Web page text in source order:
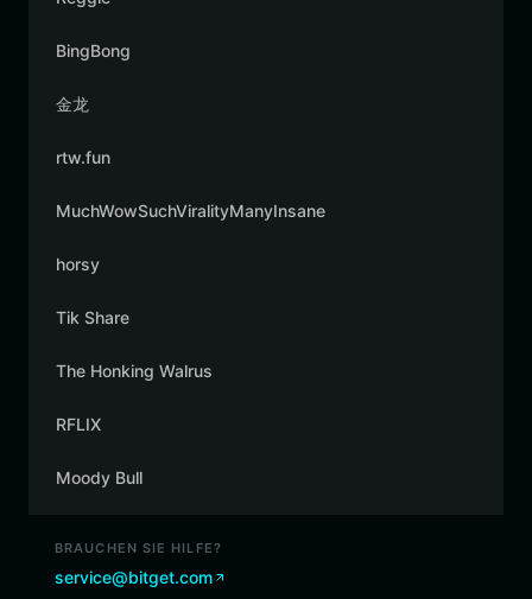
BingBong
金龙
rtw.fun
MuchWowSuchViralityManyInsane
horsy
Tik Share
The Honking Walrus
RFLIX
Moody Bull
BRAUCHEN SIE HILFE?
service@bitget.com